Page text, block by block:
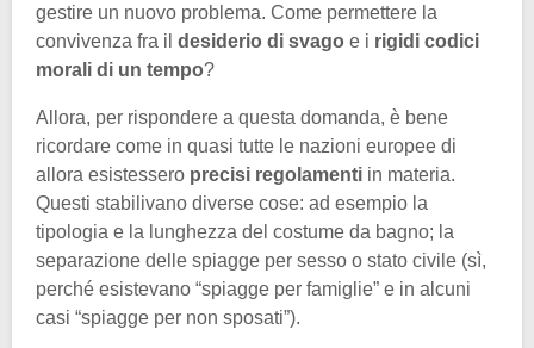
gestire un nuovo problema. Come permettere la
convivenza fra il desiderio di svago e i rigidi codici
morali di un tempo?
Allora, per rispondere a questa domanda, è bene
ricordare come in quasi tutte le nazioni europee di
allora esistessero precisi regolamenti in materia.
Questi stabilivano diverse cose: ad esempio la
tipologia e la lunghezza del costume da bagno; la
separazione delle spiagge per sesso o stato civile (sì,
perché esistevano “spiagge per famiglie” e in alcuni
casi “spiagge per non sposati”).